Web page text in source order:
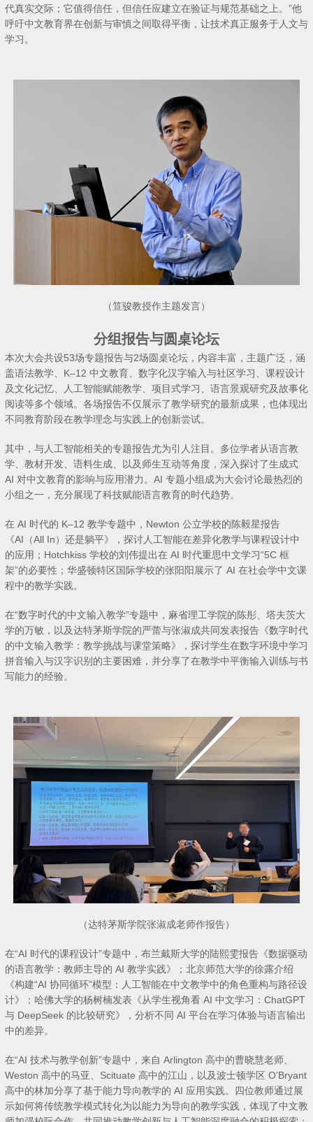
代真实交际；它值得信任，但信任应建立在验证与规范基础之上。”他
呼吁中文教育界在创新与审慎之间取得平衡，让技术真正服务于人文与
学习。
（笪骏教授作主题发言）
分组报告与圆桌论坛
本次大会共设53场专题报告与2场圆桌论坛，内容丰富，主题广泛，涵
盖语法教学、K–12 中文教育、数字化汉字输入与社区学习、课程设计
及文化记忆、人工智能赋能教学、项目式学习、语言景观研究及故事化
阅读等多个领域。各场报告不仅展示了教学研究的最新成果，也体现出
不同教育阶段在教学理念与实践上的创新尝试。
其中，与人工智能相关的专题报告尤为引人注目。多位学者从语言教
学、教材开发、语料生成、以及师生互动等角度，深入探讨了生成式
AI 对中文教育的影响与应用潜力。AI 专题小组成为大会讨论最热烈的
小组之一，充分展现了科技赋能语言教育的时代趋势。
在 AI 时代的 K–12 教学专题中，Newton 公立学校的陈毅星报告
《AI（All In）还是躺平》，探讨人工智能在差异化教学与课程设计中
的应用；Hotchkiss 学校的刘伟提出在 AI 时代重思中文学习“5C 框
架”的必要性；华盛顿特区国际学校的张阳阳展示了 AI 在社会学中文课
程中的教学实践。
在“数字时代的中文输入教学”专题中，麻省理工学院的陈彤、塔夫茨大
学的万敏，以及达特茅斯学院的严蕾与张淑成共同发表报告《数字时代
的中文输入教学：教学挑战与课堂策略》，探讨学生在数字环境中学习
拼音输入与汉字识别的主要困难，并分享了在教学中平衡输入训练与书
写能力的经验。
（达特茅斯学院张淑成老师作报告）
在“AI 时代的课程设计”专题中，布兰戴斯大学的陆熙雯报告《数据驱动
的语言教学：教师主导的 AI 教学实践》；北京师范大学的徐露介绍
《构建“AI 协同循环”模型：人工智能在中文教学中的角色重构与路径设
计》；哈佛大学的杨树楠发表《从学生视角看 AI 中文学习：ChatGPT
与 DeepSeek 的比较研究》，分析不同 AI 平台在学习体验与语言输出
中的差异。
在“AI 技术与教学创新”专题中，来自 Arlington 高中的曹晓慧老师、
Weston 高中的马亚、Scituate 高中的江山，以及波士顿学区 O’Bryant
高中的林加分享了基于能力导向教学的 AI 应用实践。四位教师通过展
示如何将传统教学模式转化为以能力为导向的教学实践，体现了中文教